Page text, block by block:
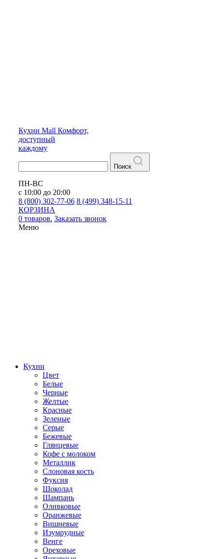
Кухни Mall Комфорт,
доступный
каждому
Поиск
ПН-ВС
с 10:00 до 20:00
8 (800) 302-77-06 8 (499) 348-15-11
КОРЗИНА
0 товаров. Заказать звонок
Меню
Кухни
Цвет
Белые
Черные
Желтые
Красные
Зеленые
Серые
Бежевые
Глянцевые
Кофе с молоком
Металлик
Слоновая кость
Фуксия
Шоколад
Шампань
Оливковые
Оранжевые
Вишневые
Изумрудные
Венге
Ореховые